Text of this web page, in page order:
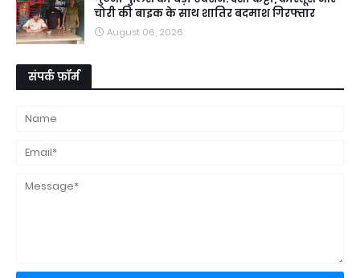
चोरी की बाइक के साथ शातिर बदमाश गिरफ्तार
August 06, 2026
संपर्क फ़ॉर्म